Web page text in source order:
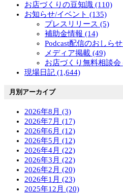
お店づくりの豆知識 (110)
お知らせ/イベント (135)
プレスリリース (5)
補助金情報 (14)
Podcast配信のおしら
メディア掲載 (49)
お店づくり無料相談会
現場日記 (1,644)
月別アーカイブ
2026年8月 (3)
2026年7月 (17)
2026年6月 (12)
2026年5月 (12)
2026年4月 (22)
2026年3月 (22)
2026年2月 (20)
2026年1月 (23)
2025年12月 (20)